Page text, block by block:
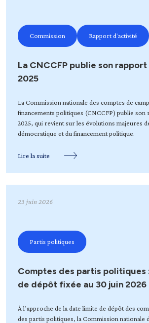
Commission Rapport d'activité
La CNCCFP publie son
2025
La Commission nationale des comptes de
financements politiques (CNCCFP) publie son
2025, qui revient sur les évolutions majeures
démocratique et du financement politique.
Lire la suite
23 juin 2026
Partis politiques
Comptes des partis politiques
de dépôt fixée au 30 juin 2026
À l’approche de la date limite de dépôt des
des partis politiques, la Commission nationale